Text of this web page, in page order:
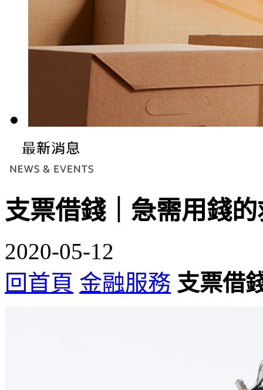
支票借錢｜急需用錢
2020-05-12
回首頁 金融服務 支票借